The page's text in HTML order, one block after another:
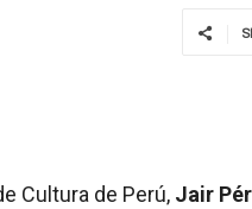
Cultura de Perú, Jair